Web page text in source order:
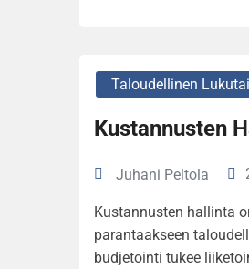
Taloudellinen
Kustannusten
Juhani Peltola
Kustannusten hallinta
parantaakseen
budjetointi tukee